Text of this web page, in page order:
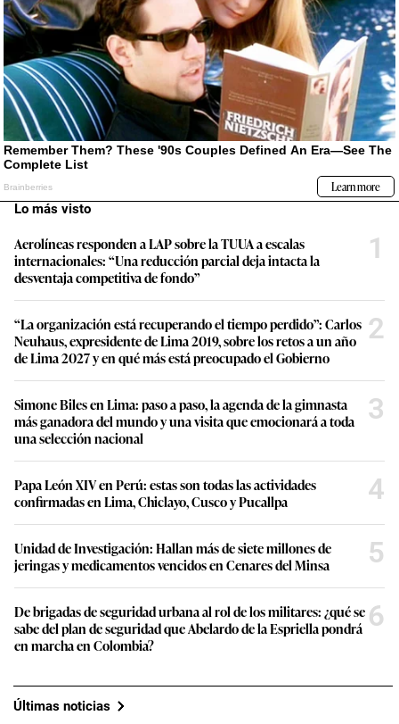
Lo más visto
Aerolíneas responden a LAP sobre la TUUA a escalas
internacionales: “Una reducción parcial deja intacta la
desventaja competitiva de fondo”
1
“La organización está recuperando el tiempo perdido”: Carlos
Neuhaus, expresidente de Lima 2019, sobre los retos a un año
de Lima 2027 y en qué más está preocupado el Gobierno
2
Simone Biles en Lima: paso a paso, la agenda de la gimnasta
más ganadora del mundo y una visita que emocionará a toda
una selección nacional
3
Papa León XIV en Perú: estas son todas las actividades
confirmadas en Lima, Chiclayo, Cusco y Pucallpa
4
Unidad de Investigación: Hallan más de siete millones de
jeringas y medicamentos vencidos en Cenares del Minsa
5
De brigadas de seguridad urbana al rol de los militares: ¿qué se
sabe del plan de seguridad que Abelardo de la Espriella pondrá
en marcha en Colombia?
6
Últimas noticias